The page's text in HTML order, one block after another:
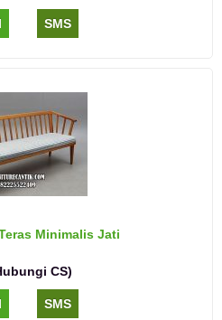
SMS
Minimalis Jati
CS)
SMS